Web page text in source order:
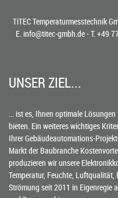
TiTEC Temperaturmesstechnik
E. info@titec-gmbh.de- T. +49
UNSER ZIEL...
... ist es, Ihnen optimale
bieten. Ein weiteres wichtiges
Ihrer Gebäudeautomations-
Markt der Baubranche
produzieren wir unsere
Temperatur, Feuchte,
Strömung seit 2011 in Eigenregie